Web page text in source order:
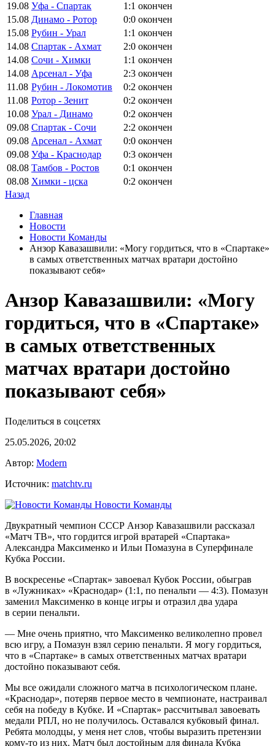
19.08 Уфа - Спартак 1:1 окончен
15.08 Динамо - Ротор 0:0 окончен
15.08 Рубин - Урал 1:1 окончен
14.08 Спартак - Ахмат 2:0 окончен
14.08 Сочи - Химки 1:1 окончен
14.08 Арсенал - Уфа 2:3 окончен
11.08 Рубин - Локомотив 0:2 окончен
11.08 Ротор - Зенит 0:2 окончен
10.08 Урал - Динамо 0:2 окончен
09.08 Спартак - Сочи 2:2 окончен
09.08 Арсенал - Ахмат 0:0 окончен
09.08 Уфа - Краснодар 0:3 окончен
08.08 Тамбов - Ростов 0:1 окончен
08.08 Химки - цска 0:2 окончен
Назад
Главная
Новости
Новости Команды
Анзор Кавазашвили: «Могу гордиться, что в «Спартаке»
в самых ответственных матчах вратари достойно
показывают себя»
Анзор Кавазашвили: «Могу
гордиться, что в «Спартаке»
в самых ответственных
матчах вратари достойно
показывают себя»
Поделиться в соцсетях
25.05.2026, 20:02
Автор: Modern
Источник: matchtv.ru
Новости Команды
Двукратный чемпион СССР Анзор Кавазашвили рассказал
«Матч ТВ», что гордится игрой вратарей «Спартака»
Александра Максименко и Ильи Помазуна в Суперфинале
Кубка России.
В воскресенье «Спартак» завоевал Кубок России, обыграв
в «Лужниках» «Краснодар» (1:1, по пенальти — 4:3). Помазун
заменил Максименко в конце игры и отразил два удара
в серии пенальти.
— Мне очень приятно, что Максименко великолепно провел
всю игру, а Помазун взял серию пенальти. Я могу гордиться,
что в «Спартаке» в самых ответственных матчах вратари
достойно показывают себя.
Мы все ожидали сложного матча в психологическом плане.
«Краснодар», потеряв первое место в чемпионате, настраивал
себя на победу в Кубке. И «Спартак» рассчитывал завоевать
медали РПЛ, но не получилось. Оставался кубковый финал.
Ребята молодцы, у меня нет слов, чтобы выразить претензии
кому‑то из них. Матч был достойным для финала Кубка